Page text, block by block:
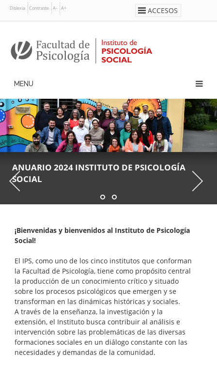
Pasar
contenido
Dislexia Contraste A- A+ ACCESOS
Navegación
principal
ANUARIO 2024 INSTITUTO DE PSICOLOGÍA
SOCIAL
¡BIENVENIDAS Y BIENVENIDOS AL SITIO WEB
DEL INSTITUTO DE PSICOLOGÍA SOCIAL!
¡Bienvenidas y bienvenidos al Instituto de Psicología
Social!
El IPS, como uno de los cinco institutos que conforman
la Facultad de Psicología, tiene como propósito central
la producción de un conocimiento crítico y situado
sobre los procesos psicológicos que emergen y se
transforman en las dinámicas históricas y sociales.
A través de la enseñanza, la investigación y la
extensión, el Instituto busca contribuir al análisis e
intervención sobre las problemáticas de las diversas
formaciones sociales en un diálogo constante con las
necesidades y demandas de la comunidad.